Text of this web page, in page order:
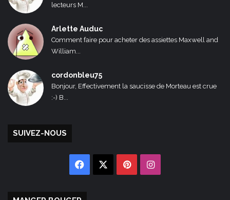
lecteurs M...
Arlette Auduc
Comment faire pour acheter des assiettes Maxwell and
William...
cordonbleu75
Bonjour, Effectivement la saucisse de Morteau est crue
:-) B...
SUIVEZ-NOUS
Facebook PinterestInstagram